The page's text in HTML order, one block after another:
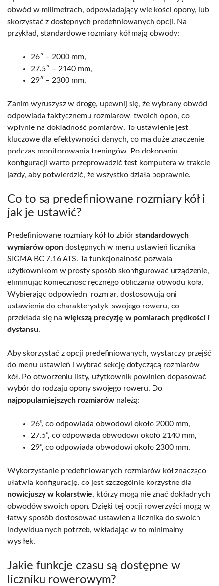
obwód w milimetrach, odpowiadający wielkości opony, lub
skorzystać z dostępnych predefiniowanych opcji. Na
przykład, standardowe rozmiary kół mają obwody:
26″ – 2000 mm,
27.5″ – 2140 mm,
29″ – 2300 mm.
Zanim wyruszysz w drogę, upewnij się, że wybrany obwód
odpowiada faktycznemu rozmiarowi twoich opon, co
wpłynie na dokładność pomiarów. To ustawienie jest
kluczowe dla efektywności danych, co ma duże znaczenie
podczas monitorowania treningów. Po dokonaniu
konfiguracji warto przeprowadzić test komputera w trakcie
jazdy, aby potwierdzić, że wszystko działa poprawnie.
Co to są predefiniowane rozmiary kół i
jak je ustawić?
Predefiniowane rozmiary kół to zbiór standardowych
wymiarów opon dostępnych w menu ustawień licznika
SIGMA BC 7.16 ATS. Ta funkcjonalność pozwala
użytkownikom w prosty sposób skonfigurować urządzenie,
eliminując konieczność ręcznego obliczania obwodu koła.
Wybierając odpowiedni rozmiar, dostosowują oni
ustawienia do charakterystyki swojego roweru, co
przekłada się na większą precyzję w pomiarach prędkości i
dystansu.
Aby skorzystać z opcji predefiniowanych, wystarczy przejść
do menu ustawień i wybrać sekcję dotyczącą rozmiarów
kół. Po otworzeniu listy, użytkownik powinien dopasować
wybór do rodzaju opony swojego roweru. Do
najpopularniejszych rozmiarów należą:
26”, co odpowiada obwodowi około 2000 mm,
27.5”, co odpowiada obwodowi około 2140 mm,
29”, co odpowiada obwodowi około 2300 mm.
Wykorzystanie predefiniowanych rozmiarów kół znacząco
ułatwia konfigurację, co jest szczególnie korzystne dla
nowicjuszy w kolarstwie, którzy mogą nie znać dokładnych
obwodów swoich opon. Dzięki tej opcji rowerzyści mogą w
łatwy sposób dostosować ustawienia licznika do swoich
indywidualnych potrzeb, wkładając w to minimalny
wysiłek.
Jakie funkcje czasu są dostępne w
liczniku rowerowym?